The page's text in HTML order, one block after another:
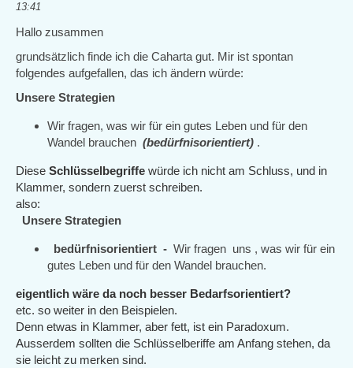
13:41
Hallo zusammen
grundsätzlich finde ich die Caharta gut. Mir ist spontan
folgendes aufgefallen, das ich ändern würde:
Unsere Strategien
Wir fragen, was wir für ein gutes Leben und für den
Wandel brauchen (bedürfnisorientiert) .
Diese Schlüsselbegriffe würde ich nicht am Schluss, und in
Klammer, sondern zuerst schreiben.
also:
Unsere Strategien
bedürfnisorientiert - Wir fragen uns , was wir für ein
gutes Leben und für den Wandel brauchen.
eigentlich wäre da noch besser Bedarfsorientiert?
etc. so weiter in den Beispielen.
Denn etwas in Klammer, aber fett, ist ein Paradoxum.
Ausserdem sollten die Schlüsselberiffe am Anfang stehen, da
sie leicht zu merken sind.